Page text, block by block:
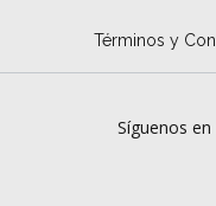
Términos y
Síguenos